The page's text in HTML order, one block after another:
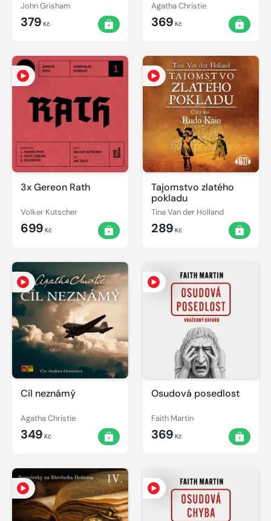
John Grisham
379 Kč
Agatha Christie
369 Kč
3x Gereon Rath
Volker Kutscher
699 Kč
Tajomstvo zlatého
pokladu
Tina Van der Holland
289 Kč
Cíl neznámý
Agatha Christie
349 Kč
Osudová posedlost
Faith Martin
369 Kč